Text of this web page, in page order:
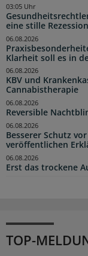
eine stille
03:05 Uhr
Klarheit soll es in
06.08.2026
KBV und
Cannabistherapie
06.08.2026
Reversible
06.08.2026
Besserer Schutz
veröffentlichen
06.08.2026
Erst das trockene
06.08.2026
TOP-